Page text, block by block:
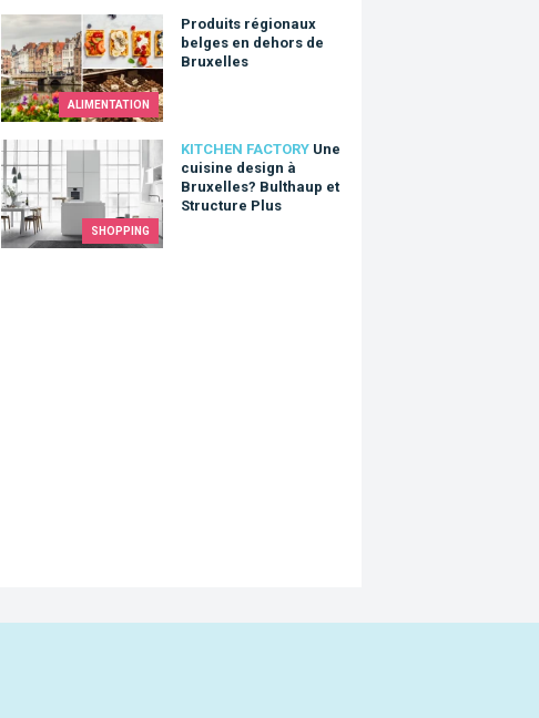
ALIMENTATION
Produits régionaux
belges en dehors de
Bruxelles
Produits régionaux belges en dehors de Bruxelles
SHOPPING
KITCHEN FACTORY Une
cuisine design à
Bruxelles? Bulthaup et
Structure Plus
Une cuisine design à Bruxelles? Bulthaup et Structure Plus